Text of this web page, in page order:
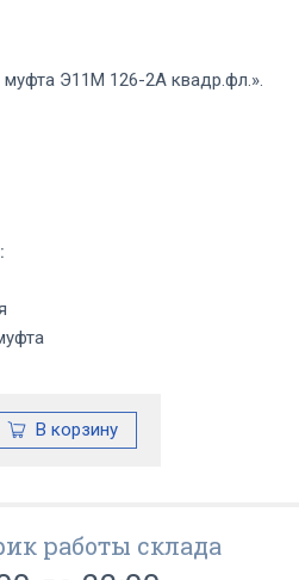
Э11М 126-2А квадр.фл.».
работы склада